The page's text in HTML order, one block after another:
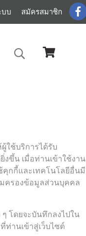
บบ สมัครสมาชิก
ใช้บริการได้รับ
ขึ้น เมื่อท่านเข้าใช้งาน
คุกกี้และเทคโนโลยีอื่นมี
ครองข้อมูลส่วนบุคคล
ๆ โดยจะบันทึกลงไปใน
ท่านเข้าสู่เว็บไซต์